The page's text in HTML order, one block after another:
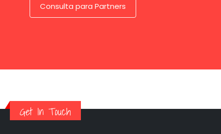
Consulta para Partners
Get In Touch